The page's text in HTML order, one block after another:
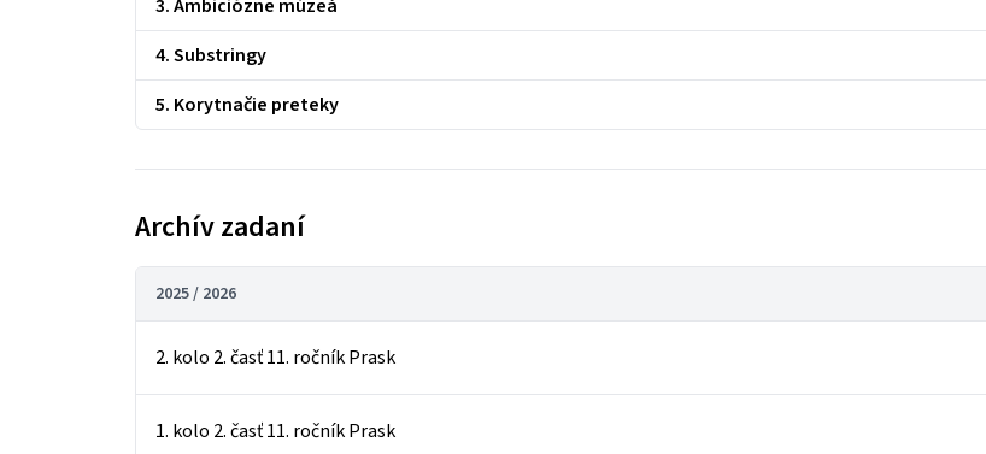
3. Ambiciózne múzeá
4. Substringy
5. Korytnačie preteky
Archív zadaní
2025 / 2026
2. kolo 2. časť 11. ročník Prask
1. kolo 2. časť 11. ročník Prask